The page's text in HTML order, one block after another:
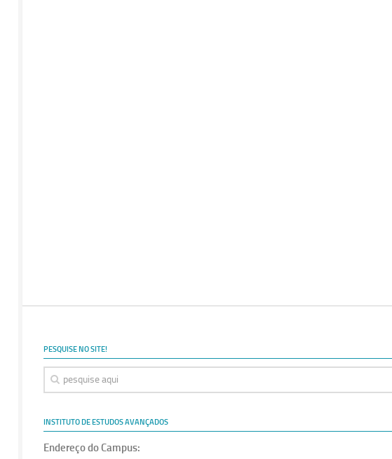
PESQUISE NO SITE!
INSTITUTO DE ESTUDOS AVANÇADOS
Endereço do Campus: